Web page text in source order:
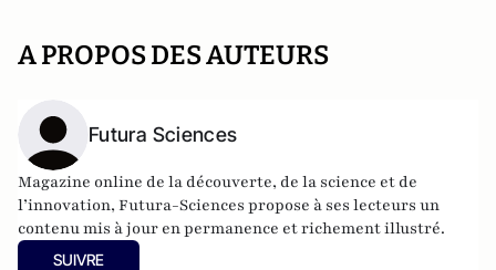
A PROPOS DES AUTEURS
Futura Sciences
Magazine online de la découverte, de la science et de
l’innovation, Futura-Sciences propose à ses lecteurs un
contenu mis à jour en permanence et richement illustré.
SUIVRE